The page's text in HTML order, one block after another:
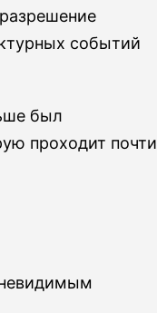
событий
был
проходит почти